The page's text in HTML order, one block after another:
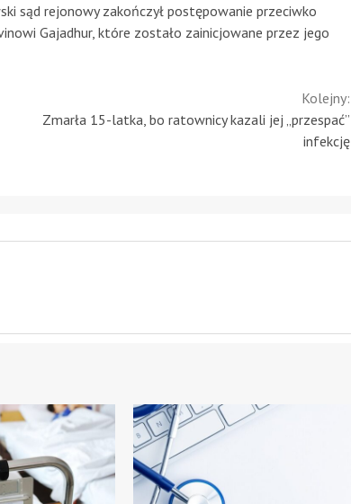
sąd rejonowy zakończył postępowanie przeciwko
Gajadhur, które zostało zainicjowane przez jego
Kolejny:
Zmarła 15-latka, bo ratownicy kazali jej „przespać”
infekcję